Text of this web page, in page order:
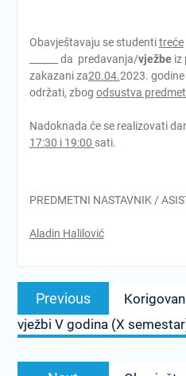
Obavještavaju se studentitreće
______ da predavanja/vježbeiz
zakazani za20.04.2023. godine
održati, zbog odsustva
Nadoknada će se realizovati
17:30 i 19:00 sati.
PREDMETNI NASTAVNIK /
Aladin Halilović
Post
navigation
Previous
Previous
post:
vježbi V godina (X
Next